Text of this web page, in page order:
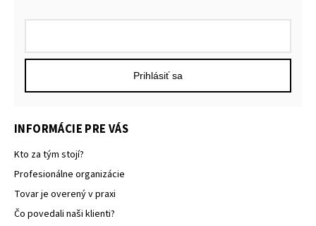
INFORMÁCIE PRE VÁS
Kto za tým stojí?
Profesionálne organizácie
Tovar je overený v praxi
Čo povedali naši klienti?
Prihlásiť sa